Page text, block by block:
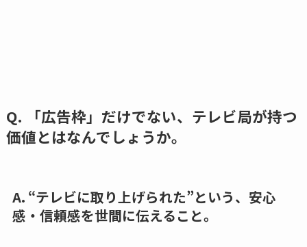
Q. 「広告枠」だけでない、テレビ局が持つ
価値とはなんでしょうか。
A. “テレビに取り上げられた”という、安心
感・信頼感を世間に伝えること。